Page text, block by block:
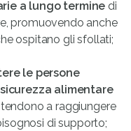
a lungo termine di
promuovendo anche
ospitano gli sfollati;
le persone
alimentare
a raggiungere
di supporto;